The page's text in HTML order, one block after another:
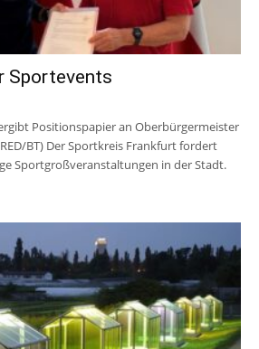
Sportevents
Positionspapier an Oberbürgermeister
BT) Der Sportkreis Frankfurt fordert
Sportgroßveranstaltungen in der Stadt.